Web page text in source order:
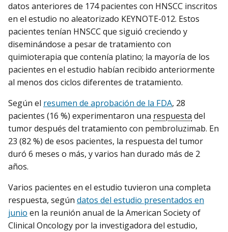
datos anteriores de 174 pacientes con HNSCC inscritos
en el estudio no aleatorizado KEYNOTE-012. Estos
pacientes tenían HNSCC que siguió creciendo y
diseminándose a pesar de tratamiento con
quimioterapia que contenía platino; la mayoría de los
pacientes en el estudio habían recibido anteriormente
al menos dos ciclos diferentes de tratamiento.
Según el resumen de aprobación de la FDA, 28
pacientes (16 %) experimentaron una respuesta del
tumor después del tratamiento con pembroluzimab. En
23 (82 %) de esos pacientes, la respuesta del tumor
duró 6 meses o más, y varios han durado más de 2
años.
Varios pacientes en el estudio tuvieron una completa
respuesta, según datos del estudio presentados en
junio en la reunión anual de la American Society of
Clinical Oncology por la investigadora del estudio,